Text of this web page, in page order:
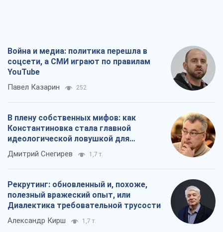
Война и медиа: политика перешла в
соцсети, а СМИ играют по правилам
YouTube
Павел Казарин 252
В плену собственных мифов: как
Константиновка стала главной
идеологической ловушкой для
российских оккупантов
Дмитрий Снегирев 1,7 т.
Рекрутинг: обновленный и, похоже,
полезный вражеский опыт, или
Диалектика требовательной трусости
Александр Кирш 1,7 т.